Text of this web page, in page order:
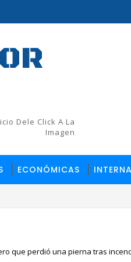
Dele Click A La
Imagen
ECONÓMICAS
fallecimiento de Judith
que perdió una pierna tras